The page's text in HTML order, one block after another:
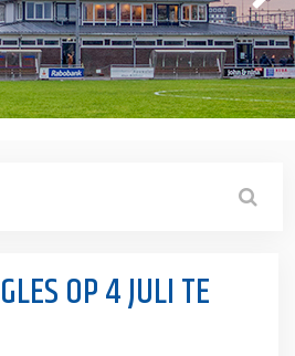
OP 4 JULI TE